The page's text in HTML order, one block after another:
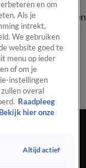
insturen
ShopUitzending
'Zien zij Max
tijden?'
en om
Als je
intrekt,
We gebruiken
website goed te
menu op ieder
of om je
instellingen
overal
Raadpleeg
Bekijk hier onze
Altijd actief